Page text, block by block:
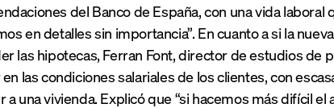
del Banco de España, con una vida
en detalles sin importancia”. En cuanto a si la
las hipotecas, Ferran Font, director de estudios de
las condiciones salariales de los clientes, con
a una vivienda. Explicó que “si hacemos más difícil